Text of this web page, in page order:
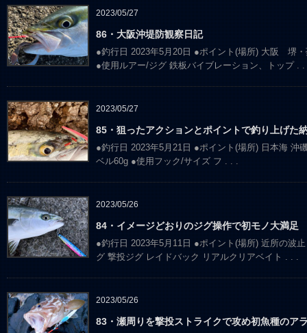
2023/05/27
86・大阪沖堤防観察日記
●釣行日 2023年5月20日 ●ポイント(場所) 大阪 堺
●使用ルアー/ジグ 鉄板バイブレーション、トップ. .
2023/05/27
85・狙ったアクションとポイントで釣り上げた
●釣行日 2023年5月21日 ●ポイント(場所) 日本海 沖
ベル60g ●使用フック/サイズ フ. . .
2023/05/26
84・イメージどおりのジグ操作で初モノ大満足
●釣行日 2023年5月11日 ●ポイント(場所) 近所の波
グ 撃投ジグ レイドバック リアルクリアベイト. . .
2023/05/26
83・瀬周りを撃投ストライクで攻め初魚種のア